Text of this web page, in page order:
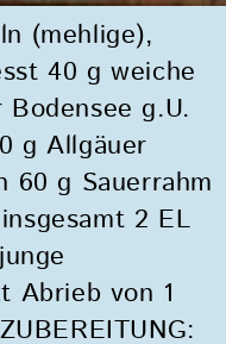
(mehlige),
40 g weiche
g.U.
g Allgäuer
60 g Sauerrahm
2 EL
Abrieb von 1